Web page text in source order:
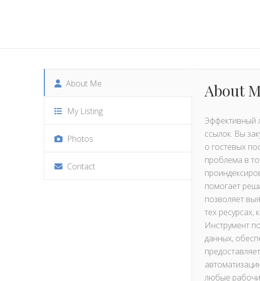
About Me
My Listing
Photos
Contact
About
Эффективный
ссылок. Вы
о гостевых
проблема в
помогает
позволяет
тех ресурсах,
Инструмент
данных,
любые